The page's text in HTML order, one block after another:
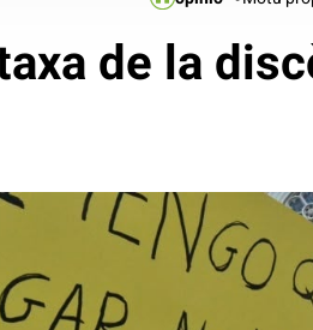
taxa de la